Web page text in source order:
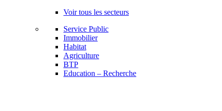
Voir tous les secteurs
Service Public
Immobilier
Habitat
Agriculture
BTP
Education – Recherche